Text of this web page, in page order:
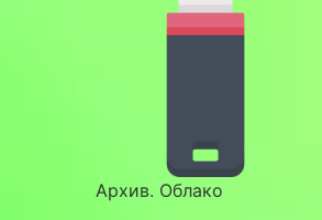
Архив. Облако